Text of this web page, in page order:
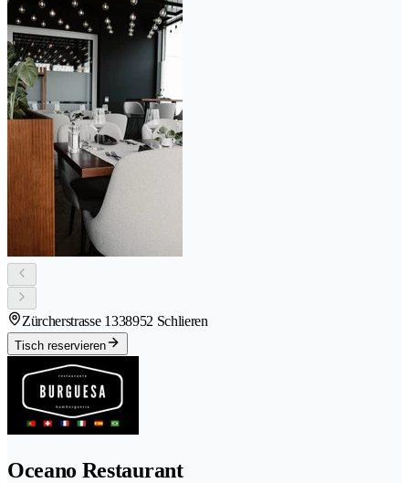
Zürcherstrasse 1338952 Schlieren
Tisch reservieren
Oceano Restaurant